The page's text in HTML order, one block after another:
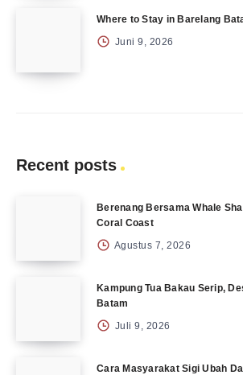
Where to Stay in Barelang
Juni 9, 2026
Recent posts
Berenang Bersama Whale
Coral Coast
Agustus 7, 2026
Kampung Tua Bakau Serip,
Batam
Juli 9, 2026
Cara Masyarakat Sigi Ubah